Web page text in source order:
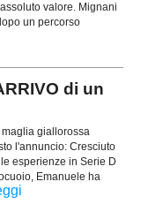
valore. Mignani
un percorso
di un
giallorossa
l'annuncio: Cresciuto
esperienze in Serie D
Emanuele ha